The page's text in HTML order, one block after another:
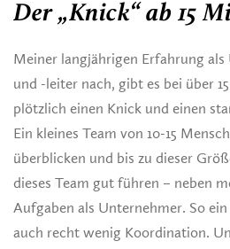
Der „Knick“ ab 15
Meiner langjährigen Erfahrung
und -leiter nach, gibt es bei über
plötzlich einen Knick und einen
Ein kleines Team von 10-15
überblicken und bis zu dieser
dieses Team gut führen – neben
Aufgaben als Unternehmer. So
auch recht wenig Koordination.